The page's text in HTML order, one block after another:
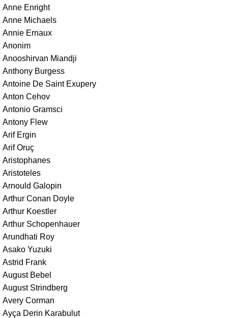
Anne Enright
Anne Michaels
Annie Ernaux
Anonim
Anooshirvan Miandji
Anthony Burgess
Antoine De Saint Exupery
Anton Cehov
Antonio Gramsci
Antony Flew
Arif Ergin
Arif Oruç
Aristophanes
Aristoteles
Arnould Galopin
Arthur Conan Doyle
Arthur Koestler
Arthur Schopenhauer
Arundhati Roy
Asako Yuzuki
Astrid Frank
August Bebel
August Strindberg
Avery Corman
Ayça Derin Karabulut